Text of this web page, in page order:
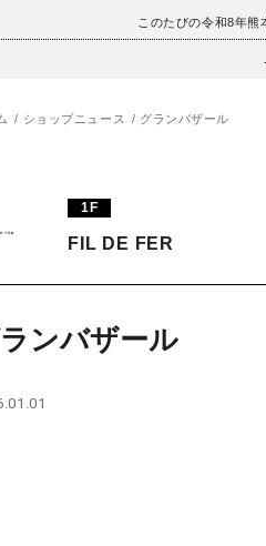
このたびの令和8年熊
クセス
ショップニュース グランバザール
1F
FIL DE FER
ンバザール